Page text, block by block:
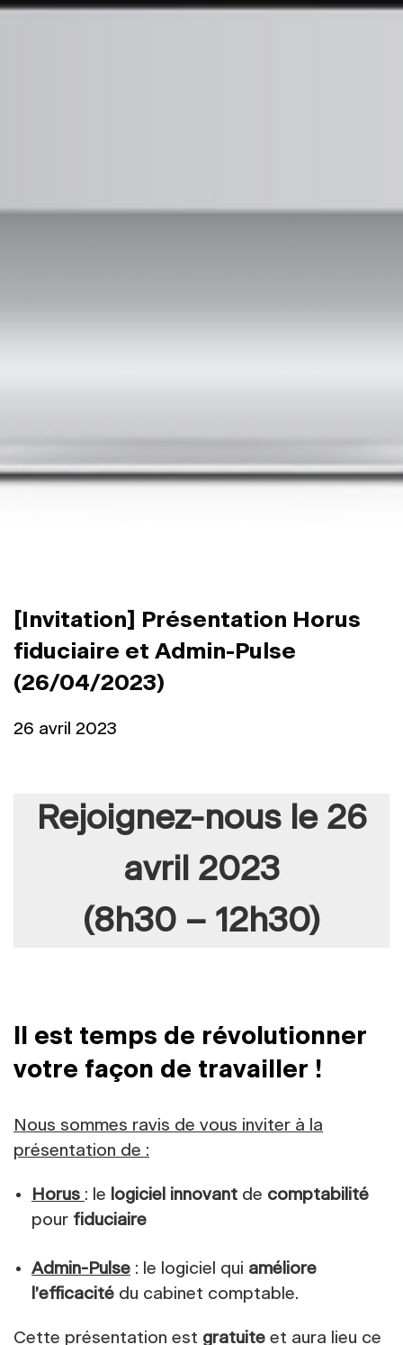
[Invitation] Présentation Horus
fiduciaire et Admin-Pulse
(26/04/2023)
26 avril 2023
Rejoignez-nous le 26
avril 2023
(8h30 – 12h30)
Il est temps de révolutionner
votre façon de travailler !
Nous sommes ravis de vous inviter à la
présentation de :
Horus : le logiciel innovant de comptabilité
pour fiduciaire
Admin-Pulse : le logiciel qui améliore
l’efficacité du cabinet comptable.
Cette présentation est gratuite et aura lieu ce